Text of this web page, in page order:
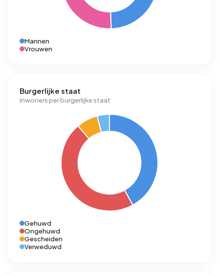
Mannen
Vrouwen
Burgerlijke staat
Inwoners per burgerlijke staat
Gehuwd
Ongehuwd
Gescheiden
Verweduwd